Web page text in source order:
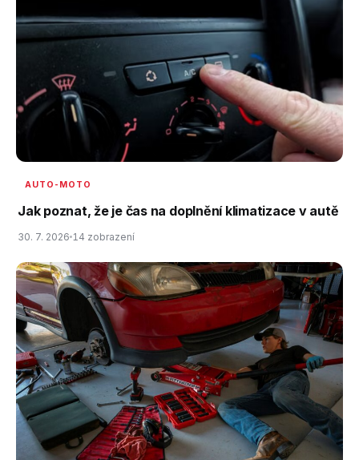
AUTO-MOTO
Jak poznat, že je čas na doplnění klimatizace v autě
30. 7. 2026 14 zobrazení